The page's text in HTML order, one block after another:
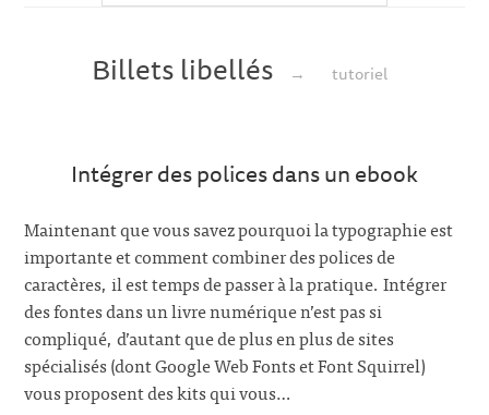
Billets libellés → tutoriel
Intégrer des polices dans un ebook
Maintenant que vous savez pourquoi la typographie est
importante et comment combiner des polices de
caractères, il est temps de passer à la pratique. Intégrer
des fontes dans un livre numérique n’est pas si
compliqué, d’autant que de plus en plus de sites
spécialisés (dont Google Web Fonts et Font Squirrel)
vous proposent des kits qui vous…